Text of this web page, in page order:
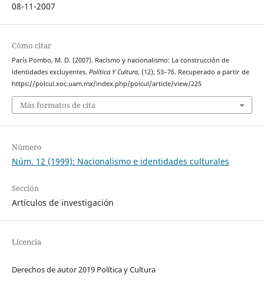
08-11-2007
Cómo citar
París Pombo, M. D. (2007). Racismo y nacionalismo: La construcción de
identidades excluyentes. Política Y Cultura, (12), 53–76. Recuperado a partir de
https://polcul.xoc.uam.mx/index.php/polcul/article/view/225
Más formatos de cita
Número
Núm. 12 (1999): Nacionalismo e identidades culturales
Sección
Artículos de investigación
Licencia
Derechos de autor 2019 Política y Cultura